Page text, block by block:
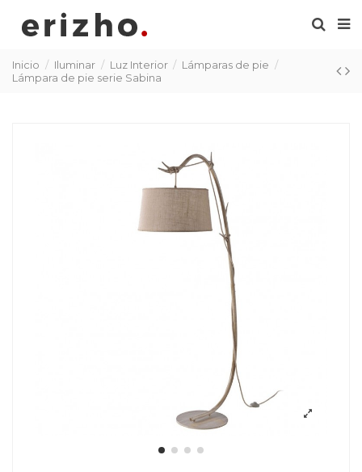
Inicio Iluminar Luz Interior
Lámparas de pie
Lámpara de pie serie Sabina